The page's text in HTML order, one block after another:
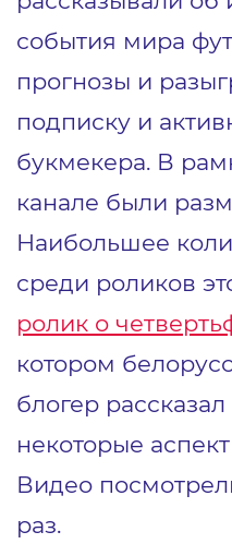
события мира
прогнозы и
подписку и
букмекера. В
канале были
Наибольшее
среди роликов
ролик о
котором
блогер
некоторые
Видео
раз.